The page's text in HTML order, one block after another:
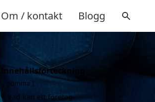
Om / kontakt Blogg
Innehållsförteckning
gömma
1 Vad kan ett företag